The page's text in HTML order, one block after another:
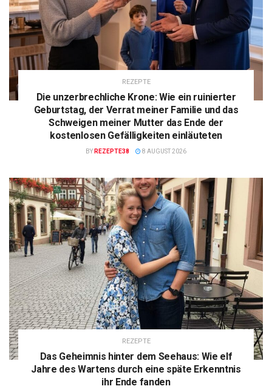
REZEPTE
Die unzerbrechliche Krone: Wie ein ruinierter
Geburtstag, der Verrat meiner Familie und das
Schweigen meiner Mutter das Ende der
kostenlosen Gefälligkeiten einläuteten
BY REZEPTE38 8 AUGUST 2026
REZEPTE
Das Geheimnis hinter dem Seehaus: Wie elf
Jahre des Wartens durch eine späte Erkenntnis
ihr Ende fanden